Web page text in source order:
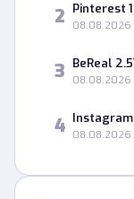
2 Pinterest
08.08.2026
3 BeReal
08.08.2026
4 Instagram
08.08.2026